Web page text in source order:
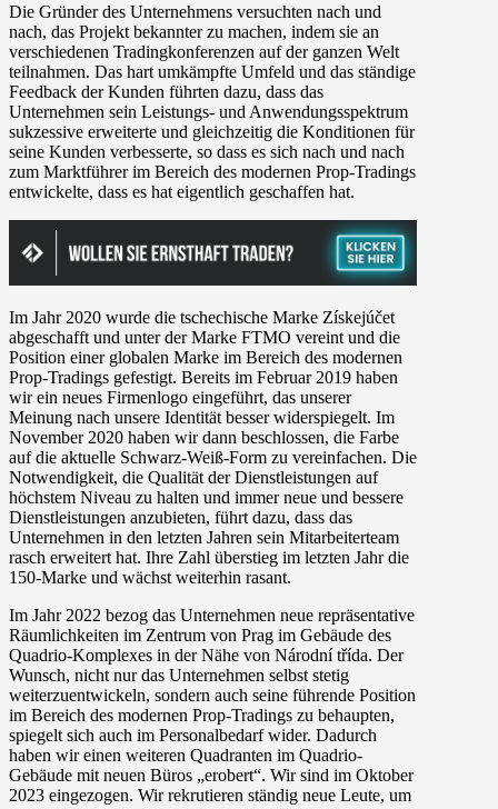
Die Gründer des Unternehmens versuchten nach und
nach, das Projekt bekannter zu machen, indem sie an
verschiedenen Tradingkonferenzen auf der ganzen Welt
teilnahmen. Das hart umkämpfte Umfeld und das ständige
Feedback der Kunden führten dazu, dass das
Unternehmen sein Leistungs- und Anwendungsspektrum
sukzessive erweiterte und gleichzeitig die Konditionen für
seine Kunden verbesserte, so dass es sich nach und nach
zum Marktführer im Bereich des modernen Prop-Tradings
entwickelte, dass es hat eigentlich geschaffen hat.
Im Jahr 2020 wurde die tschechische Marke Získejúčet
abgeschafft und unter der Marke FTMO vereint und die
Position einer globalen Marke im Bereich des modernen
Prop-Tradings gefestigt. Bereits im Februar 2019 haben
wir ein neues Firmenlogo eingeführt, das unserer
Meinung nach unsere Identität besser widerspiegelt. Im
November 2020 haben wir dann beschlossen, die Farbe
auf die aktuelle Schwarz-Weiß-Form zu vereinfachen. Die
Notwendigkeit, die Qualität der Dienstleistungen auf
höchstem Niveau zu halten und immer neue und bessere
Dienstleistungen anzubieten, führt dazu, dass das
Unternehmen in den letzten Jahren sein Mitarbeiterteam
rasch erweitert hat. Ihre Zahl überstieg im letzten Jahr die
150-Marke und wächst weiterhin rasant.
Im Jahr 2022 bezog das Unternehmen neue repräsentative
Räumlichkeiten im Zentrum von Prag im Gebäude des
Quadrio-Komplexes in der Nähe von Národní třída. Der
Wunsch, nicht nur das Unternehmen selbst stetig
weiterzuentwickeln, sondern auch seine führende Position
im Bereich des modernen Prop-Tradings zu behaupten,
spiegelt sich auch im Personalbedarf wider. Dadurch
haben wir einen weiteren Quadranten im Quadrio-
Gebäude mit neuen Büros „erobert“. Wir sind im Oktober
2023 eingezogen. Wir rekrutieren ständig neue Leute, um